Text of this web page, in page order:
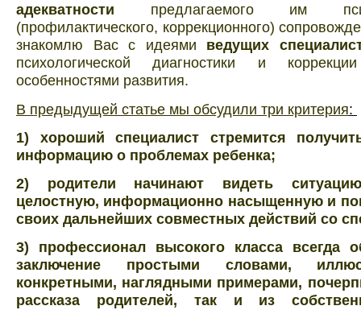
адекватности предлагаемого им
(профилактического, коррекционного)
знакомлю Вас с идеями ведущих
психологической диагностики и
особенностями развития.
В предыдущей статье мы обсудили три критерия:
1) хороший специалист стремится
информацию о проблемах ребенка;
2) родители начинают видеть
целостную, информационно насыщенную и
своих дальнейших совместных действий со
3) профессионал высокого класса всегда
заключение простыми словами,
конкретными, наглядными примерами,
рассказа родителей, так и из